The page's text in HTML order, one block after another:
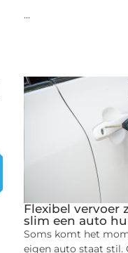
...
Flexibel vervoer
slim een auto
Soms komt het
eigen auto staat stil.